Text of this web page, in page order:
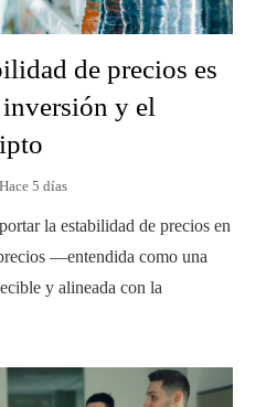
de precios es
inversión y el
Hace 5 días
la estabilidad de precios en
—entendida como una
y alineada con la